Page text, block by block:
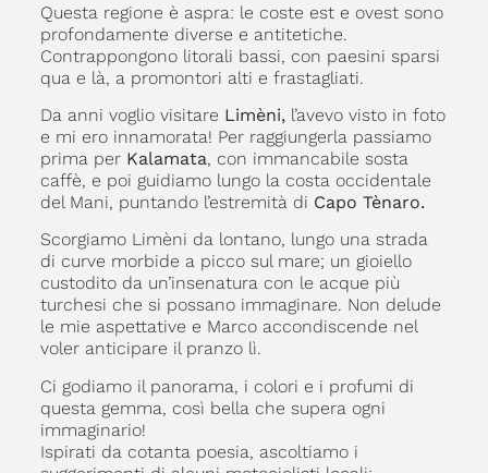
Questa regione è aspra: le coste est e ovest sono
profondamente diverse e antitetiche.
Contrappongono litorali bassi, con paesini sparsi
qua e là, a promontori alti e frastagliati.
Da anni voglio visitare Limèni,l’avevo visto in foto
e mi ero innamorata! Per raggiungerla passiamo
prima per Kalamata, con immancabile sosta
caffè, e poi guidiamo lungo la costa occidentale
del Mani, puntando l’estremità di Capo Tènaro.
Scorgiamo Limèni da lontano, lungo una strada
di curve morbide a picco sul mare; un gioiello
custodito da un’insenatura con le acque più
turchesi che si possano immaginare. Non delude
le mie aspettative e Marco accondiscende nel
voler anticipare il pranzo lì.
Ci godiamo il panorama, i colori e i profumi di
questa gemma, così bella che supera ogni
immaginario!
Ispirati da cotanta poesia, ascoltiamo i